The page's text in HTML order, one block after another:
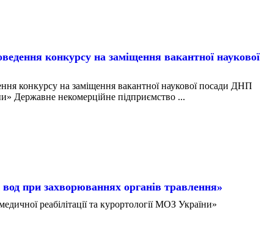
конкурсу на заміщення вакантної наукової
на заміщення вакантної наукової посади ДНП
Державне некомерційне підприємство ...
при захворюваннях органів травлення»
реабілітації та курортології МОЗ України»